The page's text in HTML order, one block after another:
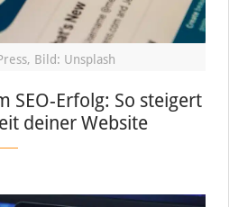
Bild: Unsplash
SEO-Erfolg: So steigert
deiner Website